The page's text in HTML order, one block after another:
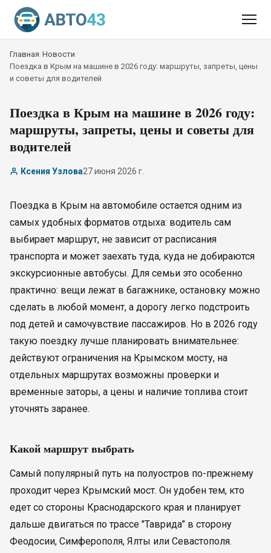
Главная Новости
Поездка в Крым на машине в 2026 году: маршруты, запреты, цены
и советы для водителей
Поездка в Крым на машине в 2026 году:
маршруты, запреты, цены и советы для
водителей
Ксения Узлова27 июня 2026 г.
Поездка в Крым на автомобиле остается одним из
самых удобных форматов отдыха: водитель сам
выбирает маршрут, не зависит от расписания
транспорта и может заехать туда, куда не добираются
экскурсионные автобусы. Для семьи это особенно
практично: вещи лежат в багажнике, остановку можно
сделать в любой момент, а дорогу легко подстроить
под детей и самочувствие пассажиров. Но в 2026 году
такую поездку лучше планировать внимательнее:
действуют ограничения на Крымском мосту, на
отдельных маршрутах возможны проверки и
временные заторы, а цены и наличие топлива стоит
уточнять заранее.
Какой маршрут выбрать
Самый популярный путь на полуостров по-прежнему
проходит через Крымский мост. Он удобен тем, кто
едет со стороны Краснодарского края и планирует
дальше двигаться по трассе "Таврида" в сторону
Феодосии, Симферополя, Ялты или Севастополя.